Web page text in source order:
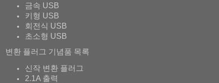
금속 USB
키형 USB
회전식 USB
초소형 USB
변환 플러그 기념품 목록
신작 변환 플러그
2.1A 출력